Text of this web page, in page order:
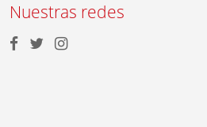
Nuestras redes